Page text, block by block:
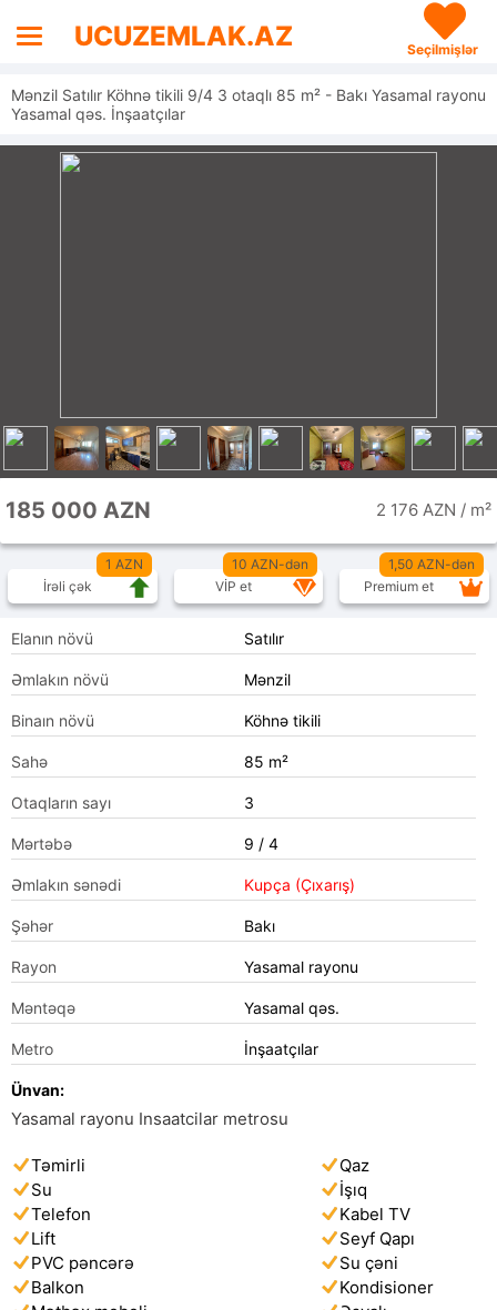
UCUZEMLAK.AZ Seçilmişlər
Mənzil Satılır Köhnə tikili 9/4 3 otaqlı 85 m² - Bakı Yasamal rayonu
Yasamal qəs. İnşaatçılar
185 000 AZN 2 176 AZN / m²
1 AZN
İrəli çək
10 AZN-dən
VİP et
1,50 AZN-dən
Premium et
Elanın növü Satılır
Əmlakın növü Mənzil
Binaın növü Köhnə tikili
Sahə 85 m²
Otaqların sayı 3
Mərtəbə 9 / 4
Əmlakın sənədi Kupça (Çıxarış)
Şəhər Bakı
Rayon Yasamal rayonu
Məntəqə Yasamal qəs.
Metro İnşaatçılar
Ünvan:
Yasamal rayonu Insaatcilar metrosu
Təmirli
Qaz
Su
İşıq
Telefon
Kabel TV
Lift
Seyf Qapı
PVC pəncərə
Su çəni
Balkon
Kondisioner